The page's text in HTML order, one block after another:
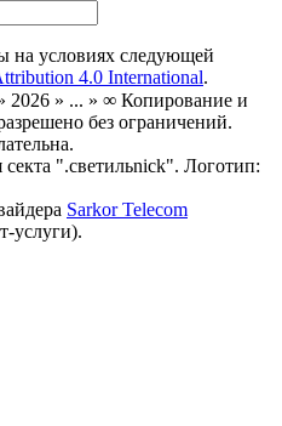
на условиях следующей
4.0 International.
2026 » ... » ∞ Копирование и
без ограничений.
секта ".светильnick". Логотип:
Sarkor Telecom
услуги).